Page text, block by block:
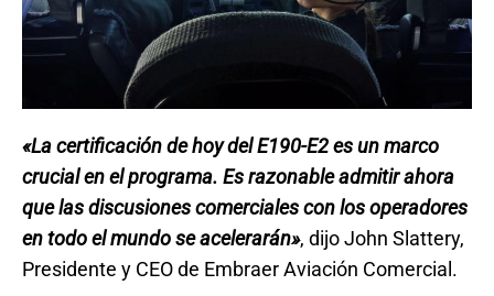
«La certificación de hoy del E190-E2 es un marco
crucial en el programa. Es razonable admitir ahora
que las discusiones comerciales con los operadores
en todo el mundo se acelerarán», dijo John Slattery,
Presidente y CEO de Embraer Aviación Comercial.